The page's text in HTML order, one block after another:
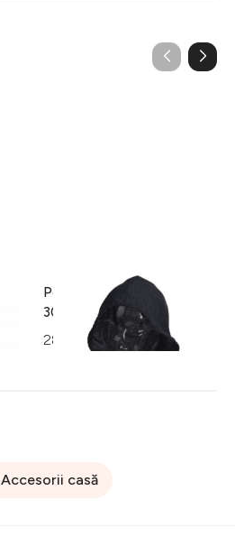
Perna pentru gat cu gluga,
30x32 cm, poliester, gri
inchis
28 lei
Accesorii casă